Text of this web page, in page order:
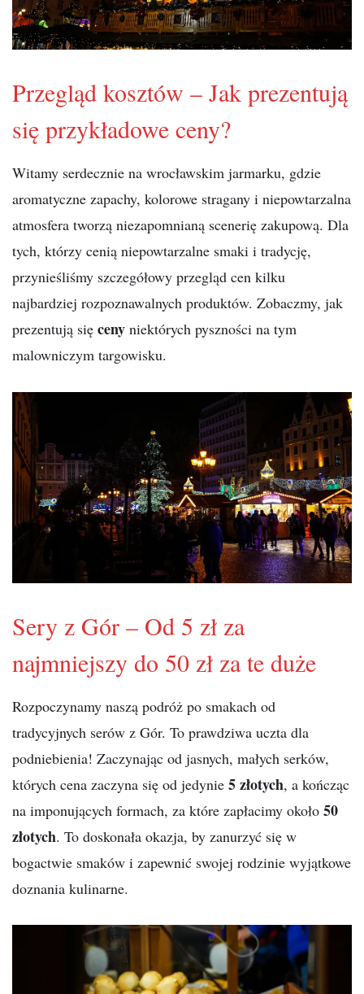
Przegląd kosztów – Jak prezentują
się przykładowe ceny?
Witamy serdecznie na wrocławskim jarmarku, gdzie
aromatyczne zapachy, kolorowe stragany i niepowtarzalna
atmosfera tworzą niezapomnianą scenerię zakupową. Dla
tych, którzy cenią niepowtarzalne smaki i tradycję,
przynieśliśmy szczegółowy przegląd cen kilku
najbardziej rozpoznawalnych produktów. Zobaczmy, jak
prezentują się ceny niektórych pyszności na tym
malowniczym targowisku.
Sery z Gór – Od 5 zł za
najmniejszy do 50 zł za te duże
Rozpoczynamy naszą podróż po smakach od
tradycyjnych serów z Gór. To prawdziwa uczta dla
podniebienia! Zaczynając od jasnych, małych serków,
których cena zaczyna się od jedynie 5 złotych, a kończąc
na imponujących formach, za które zapłacimy około 50
złotych. To doskonała okazja, by zanurzyć się w
bogactwie smaków i zapewnić swojej rodzinie wyjątkowe
doznania kulinarne.